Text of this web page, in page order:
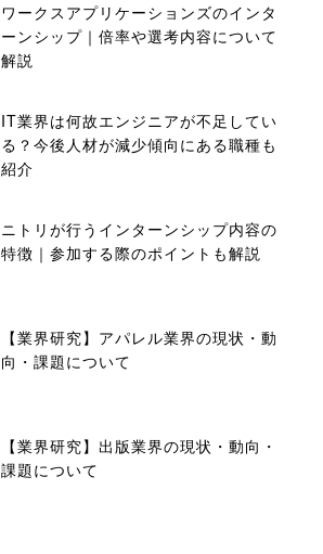
ワークスアプリケーションズのインタ
ーンシップ｜倍率や選考内容について
解説
IT業界は何故エンジニアが不足してい
る？今後人材が減少傾向にある職種も
紹介
ニトリが行うインターンシップ内容の
特徴｜参加する際のポイントも解説
【業界研究】アパレル業界の現状・動
向・課題について
【業界研究】出版業界の現状・動向・
課題について